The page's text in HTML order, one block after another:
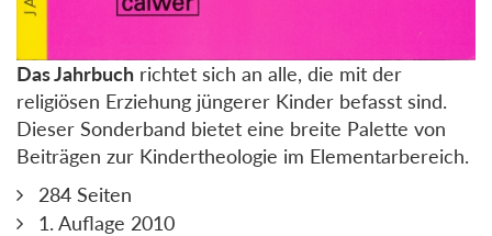
Das Jahrbuch richtet sich an alle, die mit der
religiösen Erziehung jüngerer Kinder befasst sind.
Dieser Sonderband bietet eine breite Palette von
Beiträgen zur Kindertheologie im Elementarbereich.
284 Seiten
1. Auflage 2010